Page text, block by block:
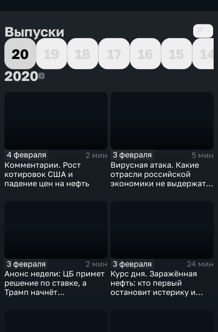
Выпуски
20
19 18 17 16 15
14
20202020
4 февраля
2 мин
Комментарии. Рост
котировок США и
падение цен на нефть
3 февраля
5 мин
Вирусная атака. Какие
отрасли российской
экономики не выдержат
3 февраля
2 мин
Анонс недели: ЦБ примет
решение по ставке, а
Трамп начнёт
3 февраля
24 мин
Курс дня. Заражённая
нефть: кто первый
остановит истерику и